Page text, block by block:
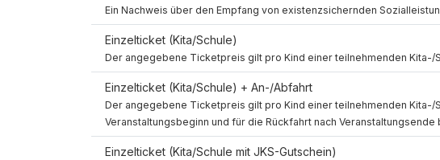
Ein Nachweis über den Empfang von existenzsichernden
Einzelticket (Kita/Schule)
Der angegebene Ticketpreis gilt pro Kind einer teilnehmenden Kita-/
Einzelticket (Kita/Schule) + An-/Abfahrt
Der angegebene Ticketpreis gilt pro Kind einer teilnehmenden
Veranstaltungsbeginn und für die Rückfahrt nach
Einzelticket (Kita/Schule mit JKS-Gutschein)